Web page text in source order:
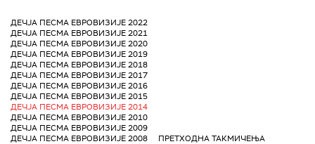
ДЕЧЈА ПЕСМА ЕВРОВИЗИЈЕ 2022
ДЕЧЈА ПЕСМА ЕВРОВИЗИЈЕ 2021
ДЕЧЈА ПЕСМА ЕВРОВИЗИЈЕ 2020
ДЕЧЈА ПЕСМА ЕВРОВИЗИЈЕ 2019
ДЕЧЈА ПЕСМА ЕВРОВИЗИЈЕ 2018
ДЕЧЈА ПЕСМА ЕВРОВИЗИЈЕ 2017
ДЕЧЈА ПЕСМА ЕВРОВИЗИЈЕ 2016
ДЕЧЈА ПЕСМА ЕВРОВИЗИЈЕ 2015
ДЕЧЈА ПЕСМА ЕВРОВИЗИЈЕ 2014
ДЕЧЈА ПЕСМА ЕВРОВИЗИЈЕ 2010
ДЕЧЈА ПЕСМА ЕВРОВИЗИЈЕ 2009
ДЕЧЈА ПЕСМА ЕВРОВИЗИЈЕ 2008
ПРЕТХОДНА ТАКМИЧЕЊА